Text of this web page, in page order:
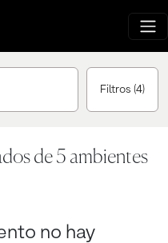
Filtros (4)
de 5 ambientes
no hay